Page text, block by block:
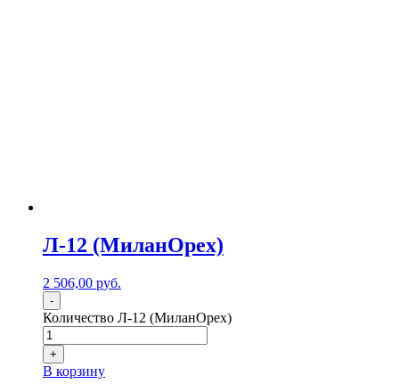
Л-12 (МиланОрех)
2 506,00 руб.
-
Количество Л-12 (МиланОрех)
+
В корзину